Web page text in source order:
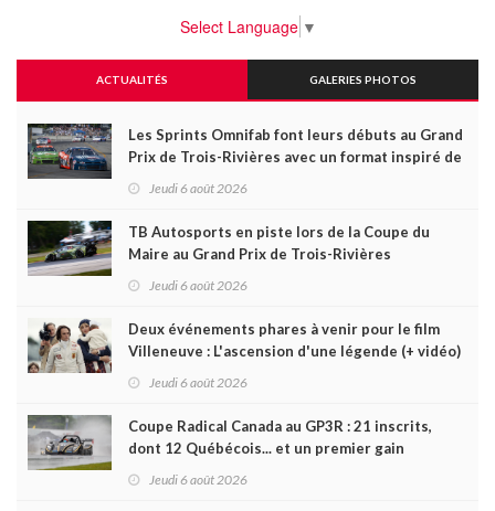
Select Language ▼
ACTUALITÉS GALERIES PHOTOS
Les Sprints Omnifab font leurs débuts au Grand
Prix de Trois-Rivières avec un format inspiré de
Jeudi 6 août 2026
TB Autosports en piste lors de la Coupe du
Maire au Grand Prix de Trois-Rivières
Jeudi 6 août 2026
Deux événements phares à venir pour le film
Villeneuve : L'ascension d'une légende (+ vidéo)
Jeudi 6 août 2026
Coupe Radical Canada au GP3R : 21 inscrits,
dont 12 Québécois... et un premier gain
Jeudi 6 août 2026